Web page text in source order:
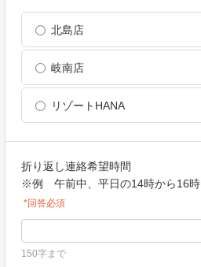
北島店
岐南店
リゾートHANA
折り返し連絡希望時間
※例 午前中、平日の14時から16時
*回答必須
150字まで